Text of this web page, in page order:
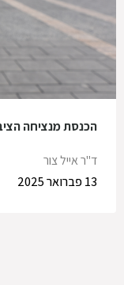
הכנסת מנציחה
ד"ר אייל צור
13 פברואר 2025